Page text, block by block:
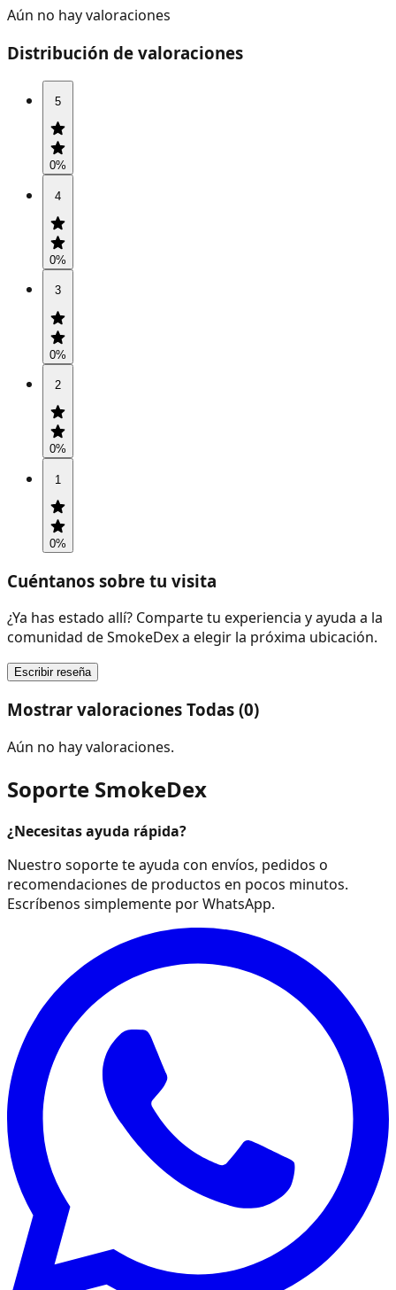
Aún no hay valoraciones
Distribución de valoraciones
5
0%
4
0%
3
0%
2
0%
1
0%
Cuéntanos sobre tu visita
¿Ya has estado allí? Comparte tu experiencia y ayuda a la
comunidad de SmokeDex a elegir la próxima ubicación.
Escribir reseña
Mostrar valoraciones Todas (0)
Aún no hay valoraciones.
Soporte SmokeDex
¿Necesitas ayuda rápida?
Nuestro soporte te ayuda con envíos, pedidos o
recomendaciones de productos en pocos minutos.
Escríbenos simplemente por WhatsApp.